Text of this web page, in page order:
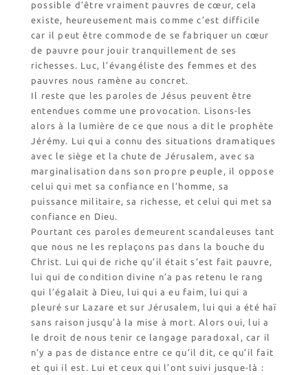
Contact Accueil
Contact Boutique
Contact Communauté
possible d’être vraiment pauvres de cœur, cela
existe, heureusement mais comme c’est difficile
car il peut être commode de se fabriquer un cœur
de pauvre pour jouir tranquillement de ses
richesses. Luc, l’évangéliste des femmes et des
pauvres nous ramène au concret.
Il reste que les paroles de Jésus peuvent être
entendues comme une provocation. Lisons-les
alors à la lumière de ce que nous a dit le prophète
Jérémy. Lui qui a connu des situations dramatiques
avec le siège et la chute de Jérusalem, avec sa
marginalisation dans son propre peuple, il oppose
celui qui met sa confiance en l’homme, sa
puissance militaire, sa richesse, et celui qui met sa
confiance en Dieu.
Pourtant ces paroles demeurent scandaleuses tant
que nous ne les replaçons pas dans la bouche du
Christ. Lui qui de riche qu’il était s’est fait pauvre,
lui qui de condition divine n’a pas retenu le rang
qui l’égalait à Dieu, lui qui a eu faim, lui qui a
pleuré sur Lazare et sur Jérusalem, lui qui a été haï
sans raison jusqu’à la mise à mort. Alors oui, lui a
le droit de nous tenir ce langage paradoxal, car il
n’y a pas de distance entre ce qu’il dit, ce qu’il fait
et qui il est. Lui et ceux qui l’ont suivi jusque-là :